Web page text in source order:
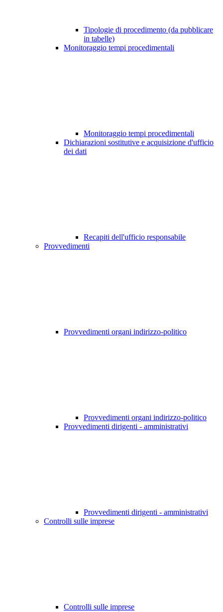
Tipologie di procedimento (da pubblicare
in tabelle)
Monitoraggio tempi procedimentali
Monitoraggio tempi procedimentali
Dichiarazioni sostitutive e acquisizione d'ufficio
dei dati
Recapiti dell'ufficio responsabile
Provvedimenti
Provvedimenti organi indirizzo-politico
Provvedimenti organi indirizzo-politico
Provvedimenti dirigenti - amministrativi
Provvedimenti dirigenti - amministrativi
Controlli sulle imprese
Controlli sulle imprese